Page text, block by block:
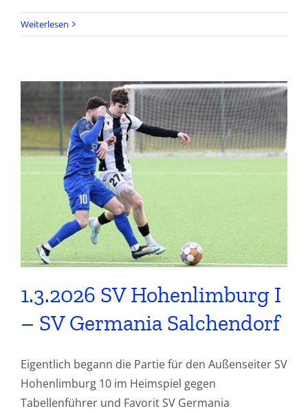
Weiterlesen
1.3.2026 SV Hohenlimburg I
– SV Germania Salchendorf
Eigentlich begann die Partie für den Außenseiter SV
Hohenlimburg 10 im Heimspiel gegen
Tabellenführer und Favorit SV Germania